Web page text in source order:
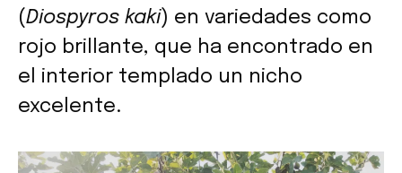
(Diospyros kaki) en variedades como
rojo brillante, que ha encontrado en
el interior templado un nicho
excelente.